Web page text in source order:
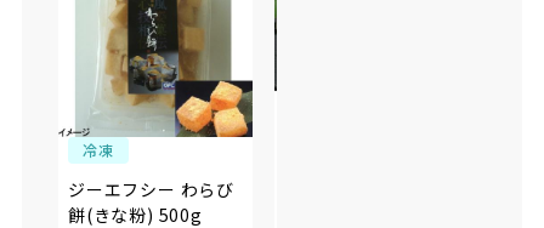
冷凍
ジーエフシー わらび
餅(きな粉) 500g